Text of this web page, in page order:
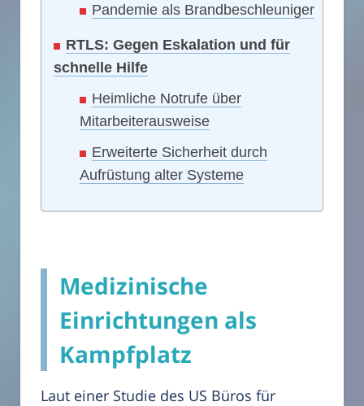
Pandemie als Brandbeschleuniger
RTLS: Gegen Eskalation und für
schnelle Hilfe
Heimliche Notrufe über
Mitarbeiterausweise
Erweiterte Sicherheit durch
Aufrüstung alter Systeme
Medizinische
Einrichtungen als
Kampfplatz
Laut einer Studie des US Büros für